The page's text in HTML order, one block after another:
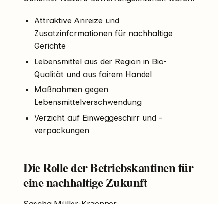
Attraktive Anreize und
Zusatzinformationen für nachhaltige
Gerichte
Lebensmittel aus der Region in Bio-
Qualität und aus fairem Handel
Maßnahmen gegen
Lebensmittelverschwendung
Verzicht auf Einweggeschirr und -
verpackungen
Die Rolle der Betriebskantinen für
eine nachhaltige Zukunft